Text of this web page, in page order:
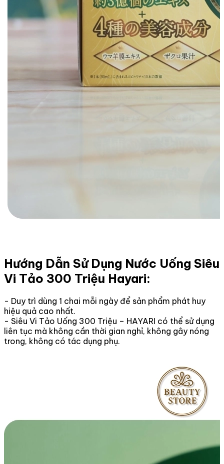
Hướng Dẫn Sử Dụng Nước Uống Siêu
Vi Tảo 300 Triệu Hayari:
- Duy trì dùng 1 chai mỗi ngày để sản phẩm phát huy
hiệu quả cao nhất.
- Siêu Vi Tảo Uống 300 Triệu – HAYARI có thể sử dụng
liên tục mà không cần thời gian nghỉ, không gây nóng
trong, không có tác dụng phụ.